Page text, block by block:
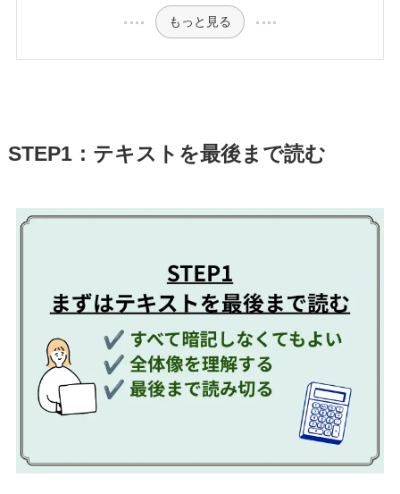
もっと見る
STEP1：テキストを最後まで読む